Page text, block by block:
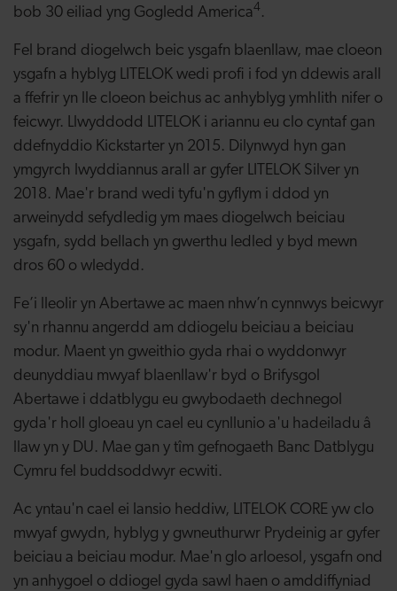
bob 30 eiliad yng Gogledd America4 .
Fel brand diogelwch beic ysgafn blaenllaw, mae cloeon
ysgafn a hyblyg LITELOK wedi profi i fod yn ddewis arall
a ffefrir yn lle cloeon beichus ac anhyblyg ymhlith nifer o
feicwyr. Llwyddodd LITELOK i ariannu eu clo cyntaf gan
ddefnyddio Kickstarter yn 2015. Dilynwyd hyn gan
ymgyrch lwyddiannus arall ar gyfer LITELOK Silver yn
2018. Mae'r brand wedi tyfu'n gyflym i ddod yn
arweinydd sefydledig ym maes diogelwch beiciau
ysgafn, sydd bellach yn gwerthu ledled y byd mewn
dros 60 o wledydd.
Fe’i lleolir yn Abertawe ac maen nhw’n cynnwys beicwyr
sy'n rhannu angerdd am ddiogelu beiciau a beiciau
modur. Maent yn gweithio gyda rhai o wyddonwyr
deunyddiau mwyaf blaenllaw'r byd o Brifysgol
Abertawe i ddatblygu eu gwybodaeth dechnegol
gyda'r holl gloeau yn cael eu cynllunio a'u hadeiladu â
llaw yn y DU. Mae gan y tîm gefnogaeth Banc Datblygu
Cymru fel buddsoddwyr ecwiti.
Ac yntau'n cael ei lansio heddiw, LITELOK CORE yw clo
mwyaf gwydn, hyblyg y gwneuthurwr Prydeinig ar gyfer
beiciau a beiciau modur. Mae'n glo arloesol, ysgafn ond
yn anhygoel o ddiogel gyda sawl haen o amddiffyniad